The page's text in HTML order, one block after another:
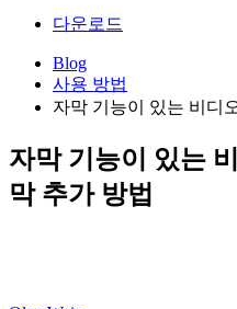
다운로드
Blog
사용 방법
자막 기능이 있는 비디
자막 기능이 있는
막 추가 방법